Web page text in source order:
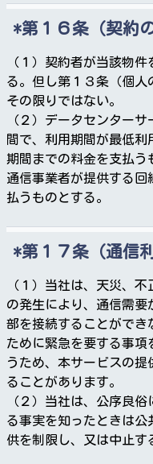
第１６条（契約
（１）契約者が当該物
る。但し第１３条（個人
その限りではない。
（２）データセンター
間で、利用期間が最低利
期間までの料金を支払う
通信事業者が提供する
払うものとする。
第１７条（通信
（１）当社は、天災、
の発生により、通信需
部を接続することができ
ために緊急を要する事項
うため、本サービスの
ることがあります。
（２）当社は、公序良
る事実を知ったときは
供を制限し、又は中止す